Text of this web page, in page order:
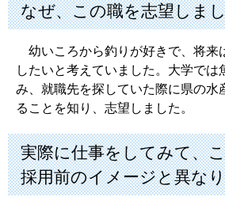
なぜ、この職を志望しま
幼いころから釣りが好きで、将来
したいと考えていました。大学では
み、就職先を探していた際に県の水
ることを知り、志望しました。
実際に仕事をしてみて、
採用前のイメージと異な